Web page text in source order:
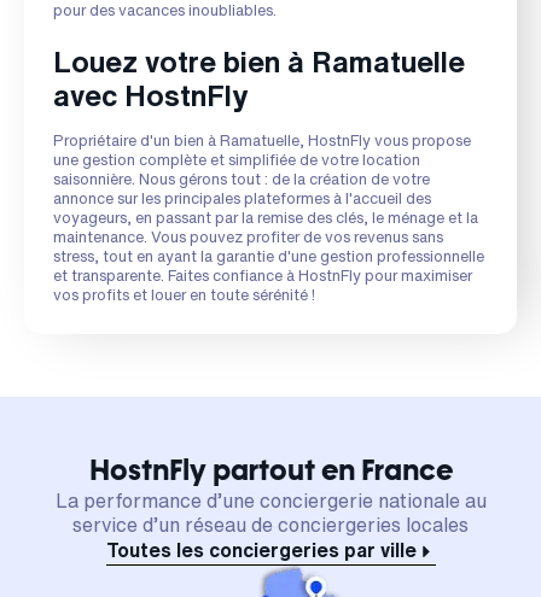
pour des vacances inoubliables.
Louez votre bien à Ramatuelle
avec HostnFly
Propriétaire d'un bien à Ramatuelle, HostnFly vous propose
une gestion complète et simplifiée de votre location
saisonnière. Nous gérons tout : de la création de votre
annonce sur les principales plateformes à l'accueil des
voyageurs, en passant par la remise des clés, le ménage et la
maintenance. Vous pouvez profiter de vos revenus sans
stress, tout en ayant la garantie d'une gestion professionnelle
et transparente. Faites confiance à HostnFly pour maximiser
vos profits et louer en toute sérénité !
HostnFly partout en France
La performance d’une conciergerie nationale au
service d’un réseau de conciergeries locales
Toutes les conciergeries par ville